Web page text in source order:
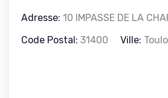
Adresse: 10 IMPASSE DE LA
Code Postal: 31400 Ville: